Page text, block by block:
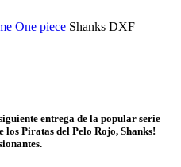
One piece Shanks DXF
entrega de la popular serie
los Piratas del Pelo Rojo, Shanks!